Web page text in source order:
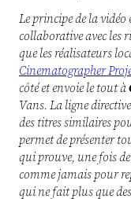
Le principe de la vidéo
collaborative avec les
que les réalisateurs
Cinematographer
côté et envoie le tout à
Vans. La ligne
des titres similaires
permet de présenter
qui prouve, une fois
comme jamais pour
qui ne fait plus que